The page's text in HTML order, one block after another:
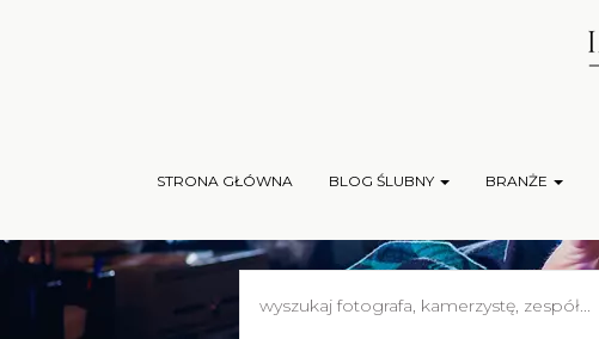
STRONA GŁÓWNA BLOG ŚLUBNY BRANŻE